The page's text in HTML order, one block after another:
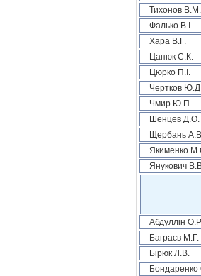
Тихонов В.М.
Фалько В.І.
Хара В.Г.
Цапюк С.К.
Цюрко П.І.
Чертков
Чмир Ю.П.
Шенцев Д.О.
Щербань
Якименко
Янукович
Абдуллін
Баграєв М.Г.
Бірюк Л.В.